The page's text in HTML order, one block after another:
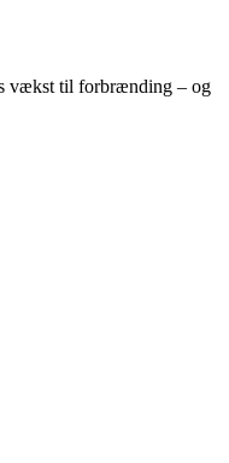
vækst til forbrænding – og